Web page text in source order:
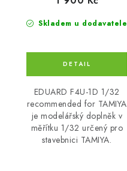
Skladem u dodavatele
EDUARD F4U-1D 1/32
recommended for TAMIYA
je modelářský doplněk v
měřítku 1/32 určený pro
stavebnici TAMIYA.